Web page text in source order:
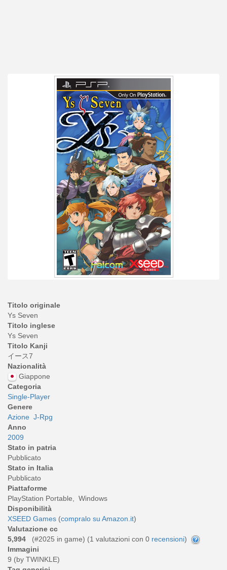
Titolo originale
Ys Seven
Titolo inglese
Ys Seven
Titolo Kanji
イース7
Nazionalità
Giappone
Categoria
Single-Player
Genere
Azione J-Rpg
Anno
2009
Stato in patria
Pubblicato
Stato in Italia
Pubblicato
Piattaforme
PlayStation Portable, Windows
Disponibilità
XSEED Games (compralo su Amazon.it)
Valutazione cc
5,994
(#2025 in game) (1 valutazioni con 0 recensioni)
Immagini
9 (by TWINKLE)